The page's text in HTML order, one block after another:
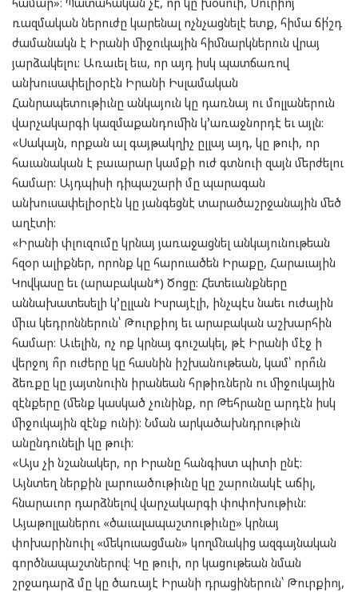
ռազմական ներուժը կարենալ ոչնչացնելէ ետք, հիմա ճի՛շդ
ժամանակն է Իրանի միջուկային հիմնարկներուն վրայ
յարձակելու: Առաւել եւս, որ այդ իսկ պատճառով
անխուսափելիօրէն Իրանի Իսլամական
Հանրապետութիւնը անկայուն կը դառնայ ու մոլլաներուն
վարչակարգի կազմաքանդումին կ՚առաջնորդէ եւ այլն:
«Սակայն, որքան ալ գայթակղիչ ըլլայ այդ, կը թուի, որ
հաւանական է բաւարար կամքի ուժ գտնուի զայն մերժելու
համար: Այդպիսի դիպաշարի մը պարագան
անխուսափելիօրէն կը յանգեցնէ տարածաշրջանային մեծ
աղէտի:
«Իրանի փլուզումը կրնայ յառաջացնել անկայունութեան
հզօր ալիքներ, որոնք կը հարուածեն Իրաքը, Հարաւային
Կովկասը եւ (արաբական*) Ծոցը: Հետեւանքները
աննախատեսելի կ՚ըլլան Իսրայէլի, ինչպէս նաեւ ուժային
միւս կեդրոններուն՝ Թուրքիոյ եւ արաբական աշխարհին
համար։ Աւելին, ոչ ոք կրնայ գուշակել, թէ Իրանի մէջ ի
վերջոյ ո՞ր ուժերը կը հասնին իշխանութեան, կամ՝ որո՞ւն
ձեռքը կը յայտնուին իրանեան հրթիռներն ու միջուկային
զէնքերը (մենք կասկած չունինք, որ Թեհրանը արդէն իսկ
միջուկային զէնք ունի): Նման արկածախնդրութիւն
անընդունելի կը թուի։
«Այս չի նշանակեր, որ Իրանը հանգիստ պիտի ընէ:
Այնտեղ ներքին լարուածութիւնը կը շարունակէ աճիլ,
հնարաւոր դարձնելով վարչակարգի փոփոխութիւն:
Այաթոլլաներու «ծաւալապաշտութիւնը» կրնայ
փոխարինուիլ «մեկուսացման» կողմնակից ազգայնական
գործնապաշտներով։ Կը թուի, որ կացութեան նման
շրջադարձ մը կը ծառայէ Իրանի դրացիներուն՝ Թուրքիոյ,